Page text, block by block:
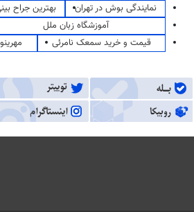
نمایندگی بوش در تهران
بهترین جراح
آموزشگاه زبان ملل
قیمت و خرید سمعک نامرئی
مهرینو